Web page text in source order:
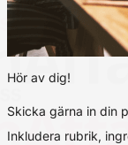
Hör av dig!
Skicka gärna in din
Inkludera rubrik,